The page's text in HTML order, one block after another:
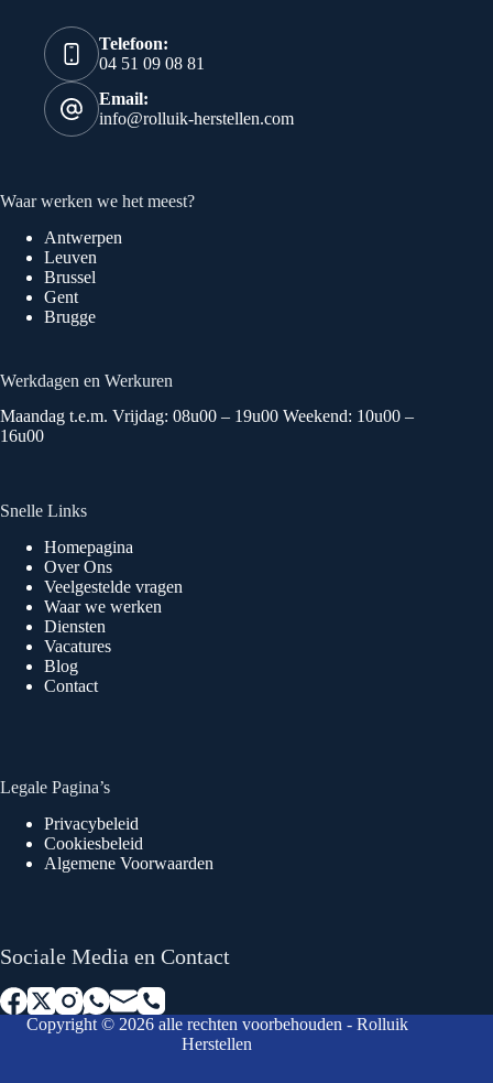
Telefoon:
04 51 09 08 81
Email:
info@rolluik-herstellen.com
Waar werken we het meest?
Antwerpen
Leuven
Brussel
Gent
Brugge
Werkdagen en Werkuren
Maandag t.e.m. Vrijdag: 08u00 – 19u00 Weekend: 10u00 –
16u00
Snelle Links
Homepagina
Over Ons
Veelgestelde vragen
Waar we werken
Diensten
Vacatures
Blog
Contact
Legale Pagina’s
Privacybeleid
Cookiesbeleid
Algemene Voorwaarden
Sociale Media en Contact
Copyright © 2026 alle rechten voorbehouden - Rolluik
Herstellen